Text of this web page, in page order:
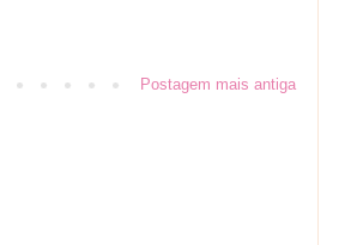
Postagem mais antiga